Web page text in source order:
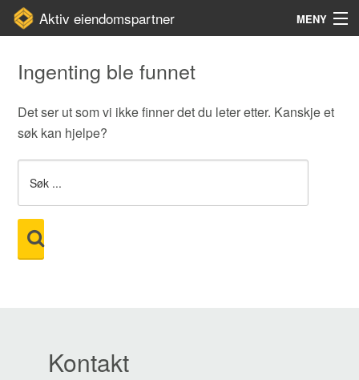
Aktiv eiendomspartner MENY
Prosjekter
Om oss
innholdet
skriftIngenting ble funnet
Det ser ut som vi ikke finner det du leter etter. Kanskje et
søk kan hjelpe?
Kontakt